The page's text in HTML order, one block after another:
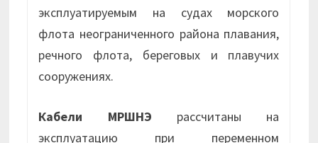
эксплуатируемым на судах морского
флота неограниченного района плавания,
речного флота, береговых и плавучих
сооружениях.
Кабели МРШНЭ рассчитаны на
эксплуатацию при переменном